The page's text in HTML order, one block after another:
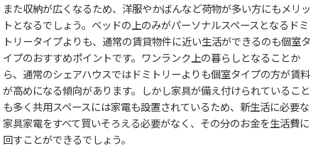
また収納が広くなるため、洋服やかばんなど荷物が多い方にもメリッ
トとなるでしょう。ベッドの上のみがパーソナルスペースとなるドミ
トリータイプよりも、通常の賃貸物件に近い生活ができるのも個室タ
イプのおすすめポイントです。ワンランク上の暮らしとなることか
ら、通常のシェアハウスではドミトリーよりも個室タイプの方が賃料
が高めになる傾向があります。しかし家具が備え付けられていること
も多く共用スペースには家電も設置されているため、新生活に必要な
家具家電をすべて買いそろえる必要がなく、その分のお金を生活費に
回すことができるでしょう。